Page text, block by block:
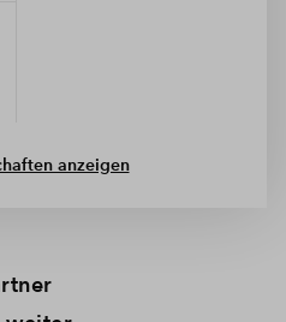
anzeigen